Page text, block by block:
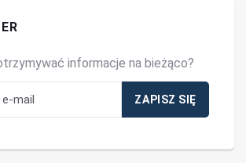
informacje na bieżąco?